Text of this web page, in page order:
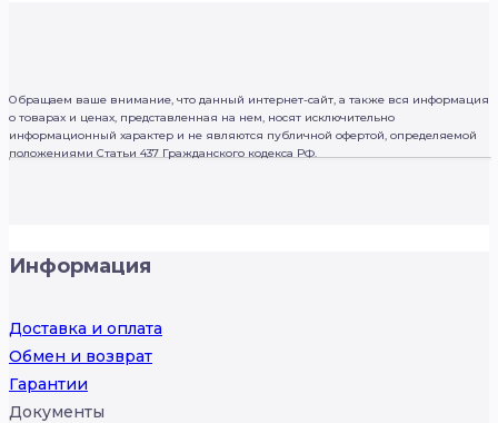
Обращаем ваше внимание, что данный интернет-сайт, а также вся информация
о товарах и ценах, представленная на нем, носят исключительно
информационный характер и не являются публичной офертой, определяемой
положениями Статьи 437 Гражданского кодекса РФ.
Информация
Доставка и оплата
Обмен и возврат
Гарантии
Документы